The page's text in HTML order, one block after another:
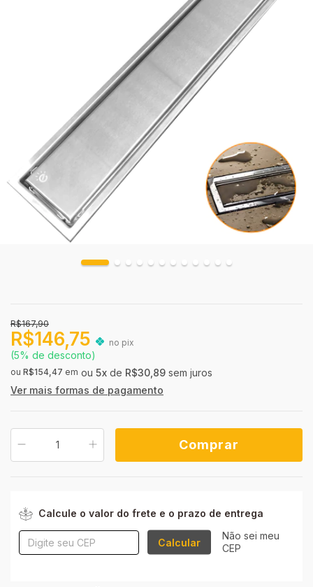
R$167,90
R$146,75 no pix
(5% de desconto)
ou R$154,47 em 5x de R$30,89 sem juros
Ver mais formas de pagamento
Calcule o valor do frete e o prazo de entrega
Calcular
Não sei meu
CEP